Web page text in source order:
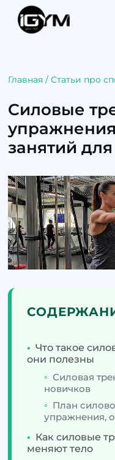
Главная /Статьи про
Силовые
занятий
• Что такое
они полезны
◦ Силовая
новичков
◦ План
упражнения,
• Как силовые
меняют тело